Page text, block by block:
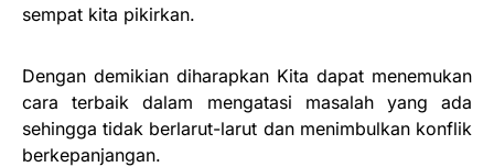
sempat kita pikirkan.
Dengan demikian diharapkan Kita dapat menemukan
cara terbaik dalam mengatasi masalah yang ada
sehingga tidak berlarut-larut dan menimbulkan konflik
berkepanjangan.